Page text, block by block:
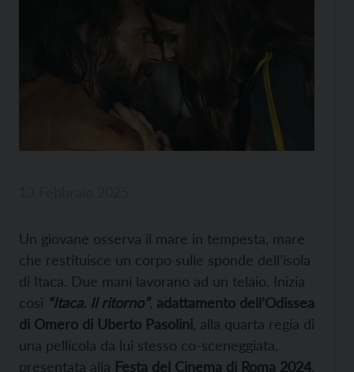
Un giovane osserva il mare in tempesta, mare
che restituisce un corpo sulle sponde dell’isola
di Itaca. Due mani lavorano ad un telaio. Inizia
così “Itaca. Il ritorno”, adattamento dell’Odissea
di Omero di Uberto Pasolini , alla quarta regia di
una pellicola da lui stesso co-sceneggiata,
presentata alla Festa del Cinema di Roma 2024.